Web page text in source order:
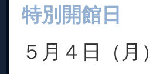
特別開館日
５月４日（月